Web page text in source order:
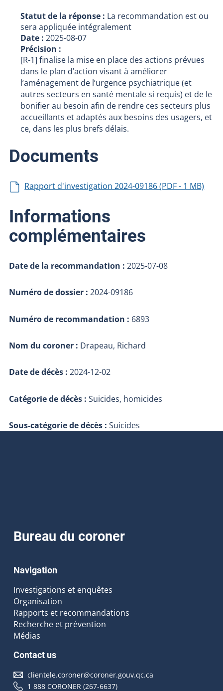
Statut de la réponse : La recommandation est ou
sera appliquée intégralement
Date :2025-08-07
Précision :
[R-1] finalise la mise en place des actions prévues
dans le plan d’action visant à améliorer
l’aménagement de l’urgence psychiatrique (et
autres secteurs en santé mentale si requis) et de le
bonifier au besoin afin de rendre ces secteurs plus
accueillants et adaptés aux besoins des usagers, et
ce, dans les plus brefs délais.
Documents
Rapport d'investigation 2024-09186 (PDF - 1 MB)
Informations
complémentaires
Date de la recommandation : 2025-07-08
Numéro de dossier : 2024-09186
Numéro de recommandation : 6893
Nom du coroner : Drapeau, Richard
Date de décès : 2024-12-02
Catégorie de décès : Suicides, homicides
Sous-catégorie de décès : Suicides
Bureau du coroner
Navigation
Investigations et enquêtes
Organisation
Rapports et recommandations
Recherche et prévention
Médias
Contact us
clientele.coroner@coroner.gouv.qc.ca
1 888 CORONER (267-6637)